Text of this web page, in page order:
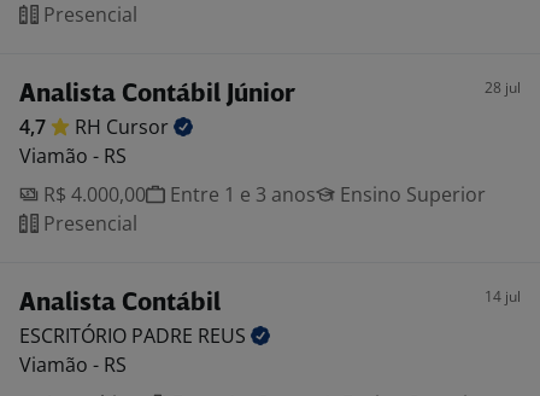
Presencial
Analista Contábil Júnior 28 jul
4,7 RH Cursor
Viamão - RS
R$ 4.000,00
Entre 1 e 3 anos
Ensino Superior
Presencial
Analista Contábil 14 jul
ESCRITÓRIO PADRE REUS
Viamão - RS